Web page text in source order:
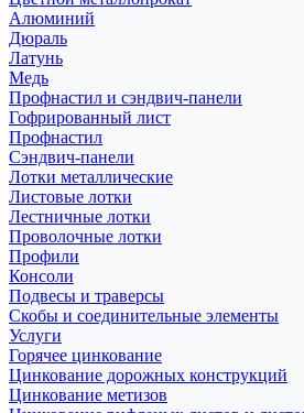
Алюминий
Дюраль
Латунь
Медь
Профнастил и сэндвич-панели
Гофрированный лист
Профнастил
Сэндвич-панели
Лотки металлические
Листовые лотки
Лестничные лотки
Проволочные лотки
Профили
Консоли
Подвесы и траверсы
Скобы и соединительные элементы
Услуги
Горячее цинкование
Цинкование дорожных конструкций
Цинкование метизов